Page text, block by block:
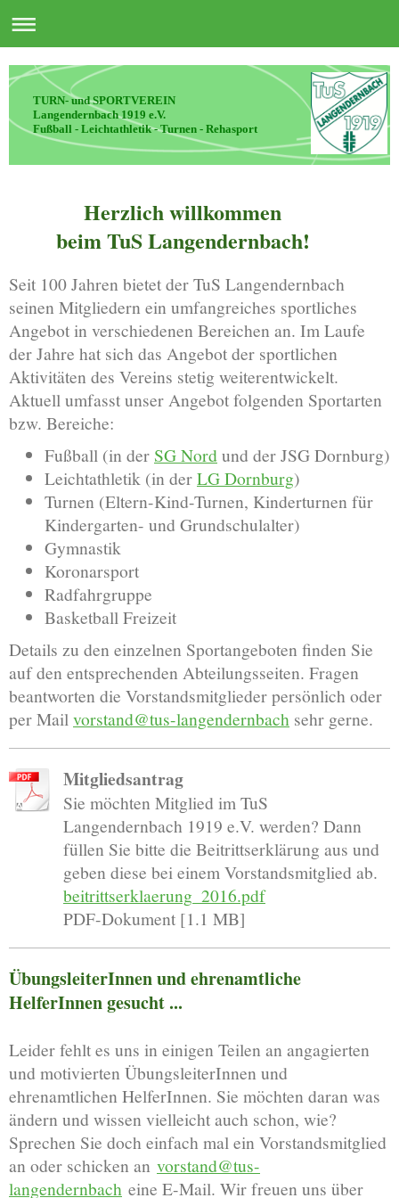
TURN- und SPORTVEREIN
Langendernbach 1919 e.V.
Fußball - Leichtathletik - Turnen - Rehasport
Herzlich willkommen
beim TuS Langendernbach!
Seit 100 Jahren bietet der TuS Langendernbach
seinen Mitgliedern ein umfangreiches sportliches
Angebot in verschiedenen Bereichen an. Im Laufe
der Jahre hat sich das Angebot der sportlichen
Aktivitäten des Vereins stetig weiterentwickelt.
Aktuell umfasst unser Angebot folgenden Sportarten
bzw. Bereiche:
Fußball (in der SG Nordund der JSG Dornburg)
Leichtathletik (in derLG Dornburg)
Turnen (Eltern-Kind-Turnen, Kinderturnen für
Kindergarten- und Grundschulalter)
Gymnastik
Koronarsport
Radfahrgruppe
Basketball Freizeit
Details zu den einzelnen Sportangeboten finden Sie
auf den entsprechenden Abteilungsseiten. Fragen
beantworten die Vorstandsmitglieder persönlich oder
per Mail vorstand@tus-langendernbach sehr gerne.
Mitgliedsantrag
Sie möchten Mitglied im TuS
Langendernbach 1919 e.V. werden? Dann
füllen Sie bitte die Beitrittserklärung aus und
geben diese bei einem Vorstandsmitglied ab.
beitrittserklaerung_2016.pdf
PDF-Dokument [1.1 MB]
ÜbungsleiterInnen und ehrenamtliche
HelferInnen gesucht ...
Leider fehlt es uns in einigen Teilen an angagierten
und motivierten ÜbungsleiterInnen und
ehrenamtlichen HelferInnen. Sie möchten daran was
ändern und wissen vielleicht auch schon, wie?
Sprechen Sie doch einfach mal ein Vorstandsmitglied
an oder schicken an vorstand@tus-
langendernbach eine E-Mail. Wir freuen uns über